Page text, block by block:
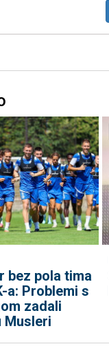
bez pola tima
a: Problemi s
zadali
Musleri